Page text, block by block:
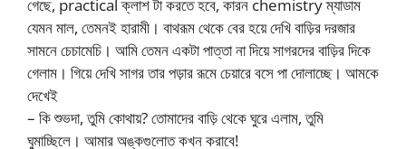
গেছে, practical ক্লাশ টা করতে হবে, কারন chemistry ম্যাডাম
যেমন মাল, তেমনই হারামী। বাথরূম থেকে বের হয়ে দেখি বাড়ির দরজার
সামনে চেচামেচি। আমি তেমন একটা পাত্তা না দিয়ে সাগরদের বাড়ির দিকে
গেলাম। গিয়ে দেখি সাগর তার পড়ার রূমে চেয়ারে বসে পা দোলাচ্ছে। আমকে
দেখেই
– কি শুভদা, তুমি কোথায়? তোমাদের বাড়ি থেকে ঘুরে এলাম, তুমি
ঘুমাচ্ছিলে। আমার অঙ্কগুলোত কখন করাবে!